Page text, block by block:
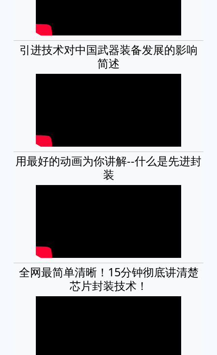
引进技术对中国武器装备发展的影响
简述
用最好的动画为你讲解--什么是先进封
装
全网最简单清晰！15分钟彻底讲清楚
芯片封装技术！